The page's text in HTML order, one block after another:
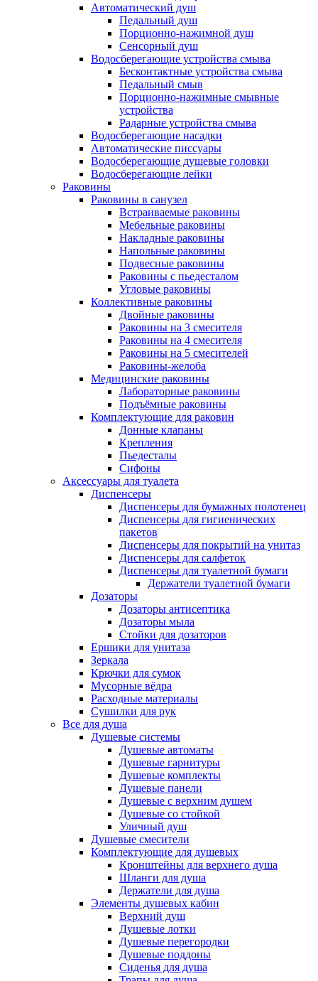
Автоматический душ
Педальный душ
Порционно-нажимной душ
Сенсорный душ
Водосберегающие устройства смыва
Бесконтактные устройства смыва
Педальный смыв
Порционно-нажимные смывные
устройства
Радарные устройства смыва
Водосберегающие насадки
Автоматические писсуары
Водосберегающие душевые головки
Водосберегающие лейки
Раковины
Раковины в санузел
Встраиваемые раковины
Мебельные раковины
Накладные раковины
Напольные раковины
Подвесные раковины
Раковины с пьедесталом
Угловые раковины
Коллективные раковины
Двойные раковины
Раковины на 3 смесителя
Раковины на 4 смесителя
Раковины на 5 смесителей
Раковины-желоба
Медицинские раковины
Лабораторные раковины
Подъёмные раковины
Комплектующие для раковин
Донные клапаны
Крепления
Пьедесталы
Сифоны
Аксессуары для туалета
Диспенсеры
Диспенсеры для бумажных полотенец
Диспенсеры для гигиенических
пакетов
Диспенсеры для покрытий на унитаз
Диспенсеры для салфеток
Диспенсеры для туалетной бумаги
Держатели туалетной бумаги
Дозаторы
Дозаторы антисептика
Дозаторы мыла
Стойки для дозаторов
Ершики для унитаза
Зеркала
Крючки для сумок
Мусорные вёдра
Расходные материалы
Сушилки для рук
Все для душа
Душевые системы
Душевые автоматы
Душевые гарнитуры
Душевые комплекты
Душевые панели
Душевые с верхним душем
Душевые со стойкой
Уличный душ
Душевые смесители
Комплектующие для душевых
Кронштейны для верхнего душа
Шланги для душа
Держатели для душа
Элементы душевых кабин
Верхний душ
Душевые лотки
Душевые перегородки
Душевые поддоны
Сиденья для душа